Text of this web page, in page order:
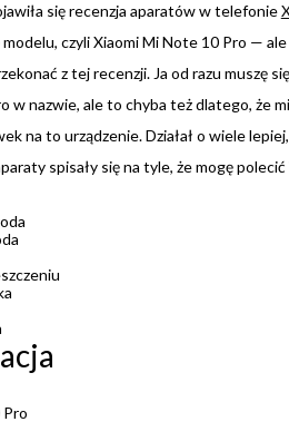
się recenzja aparatów w telefonie
modelu, czyli Xiaomi Mi Note 10 Pro —
z tej recenzji. Ja od razu muszę
w nazwie, ale to chyba też dlatego, że
na to urządzenie. Działał o wiele
spisały się na tyle, że mogę